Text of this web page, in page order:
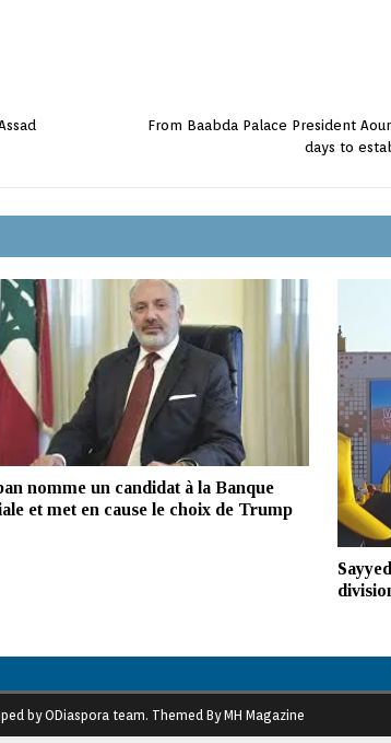
From Baabda Palace President
days to
nomme un candidat à la Banque
et met en cause le choix de Trump
by ODiaspora team. Themed By MH Magazine